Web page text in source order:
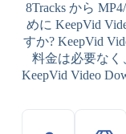
8Tracks から
めに KeepVid
すか? KeepVid
料金は必要なく
KeepVid Video